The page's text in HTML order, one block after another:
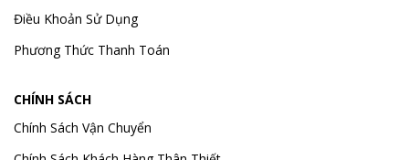
Điều Khoản Sử Dụng
Phương Thức Thanh Toán
CHÍNH SÁCH
Chính Sách Vận Chuyển